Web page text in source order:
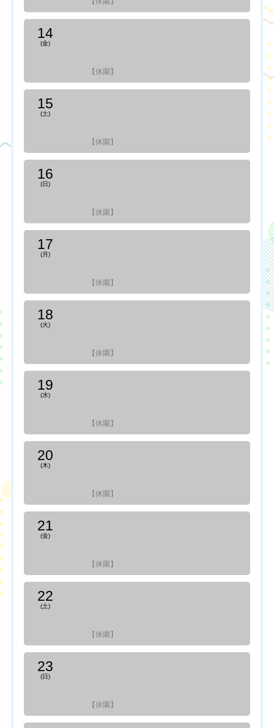
14
(金)
【休園】
15
(土)
【休園】
16
(日)
【休園】
17
(月)
【休園】
18
(火)
【休園】
19
(水)
【休園】
20
(木)
【休園】
21
(金)
【休園】
22
(土)
【休園】
23
(日)
【休園】